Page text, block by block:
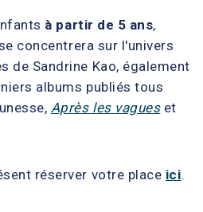
à partir de 5 ans,
concentrera sur l'univers
de Sandrine Kao, également
albums publiés tous
Après les vagueset
réserver votre place ici.